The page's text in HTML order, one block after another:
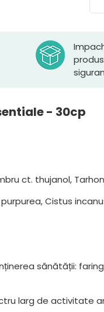
- 30cp
ct. thujanol,
Cistus
sănătății:
larg de activitate